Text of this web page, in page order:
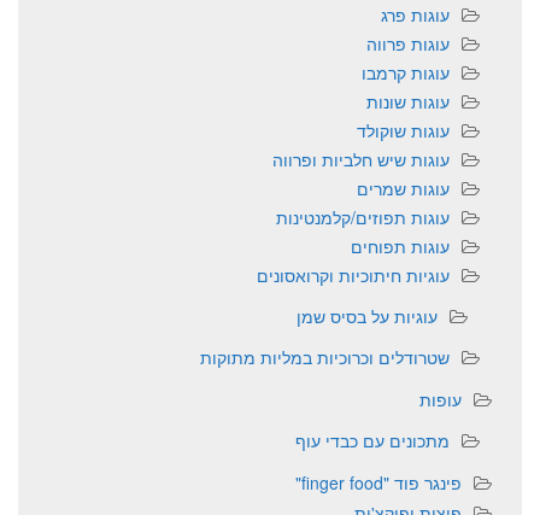
עוגות פרג
עוגות פרווה
עוגות קרמבו
עוגות שונות
עוגות שוקולד
עוגות שיש חלביות ופרווה
עוגות שמרים
עוגות תפוזים/קלמנטינות
עוגות תפוחים
עוגיות חיתוכיות וקרואסונים
עוגיות על בסיס שמן
שטרודלים וכרוכיות במליות מתוקות
עופות
מתכונים עם כבדי עוף
פינגר פוד "finger food"